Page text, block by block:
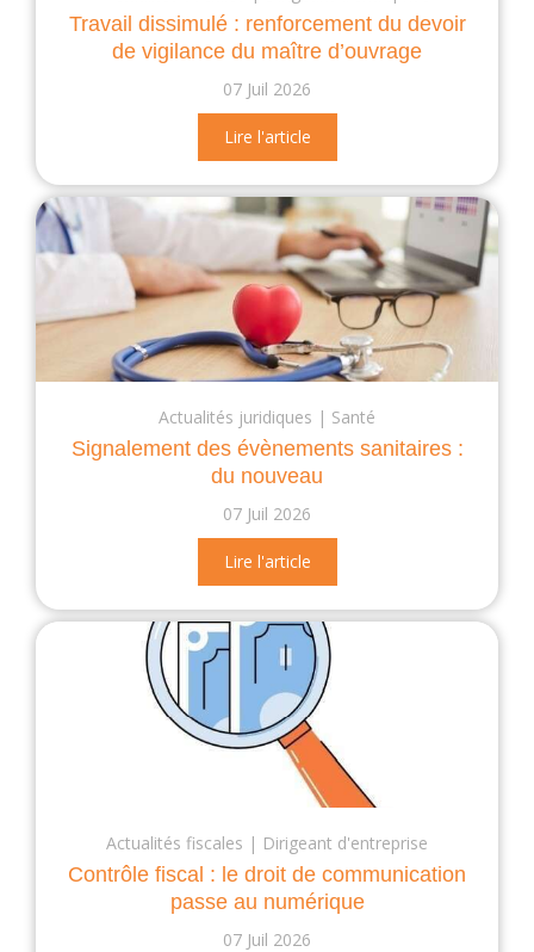
Travail dissimulé : renforcement du devoir
de vigilance du maître d’ouvrage
07 Juil 2026
Lire l'article
Actualités juridiques Santé
Signalement des évènements sanitaires :
du nouveau
07 Juil 2026
Lire l'article
Actualités fiscales Dirigeant d'entreprise
Contrôle fiscal : le droit de communication
passe au numérique
07 Juil 2026